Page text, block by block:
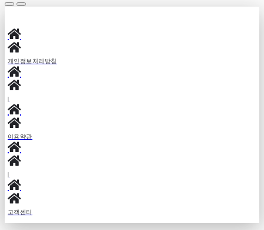
개인정보처리방침
|
이용약관
|
고객센터